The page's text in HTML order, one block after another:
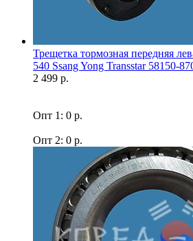
Трещетка тормозная передняя
540 Ssang Yong Transstar 58150-
2 499 р.
Опт 1: 0 р.
Опт 2: 0 р.